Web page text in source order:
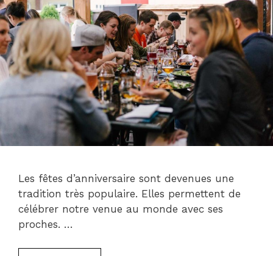
Les fêtes d’anniversaire sont devenues une
tradition très populaire. Elles permettent de
célébrer notre venue au monde avec ses
proches. …